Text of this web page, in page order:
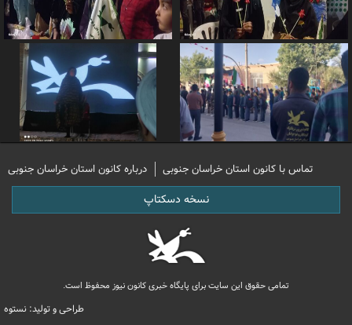
تماس با کانون استان خراسان جنوبی درباره کانون استان خراسان جنوبی
نسخه دسکتاپ
تمامی حقوق این سایت برای پایگاه خبری کانون نیوز محفوظ است.
طراحی و تولید: نستوه